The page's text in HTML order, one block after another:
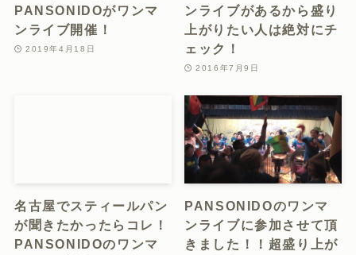
PANSONIDOがワンマ
ンライブ開催！
2019年4月18日
ンライブがあるから盛り
上がりたい人は絶対にチ
ェック！
2016年7月9日
名古屋でスティールパン
が聞きたかったらコレ！
PANSONIDOのワンマ
PANSONIDOのワンマ
ンライブに参加させて頂
きました！！超盛り上が